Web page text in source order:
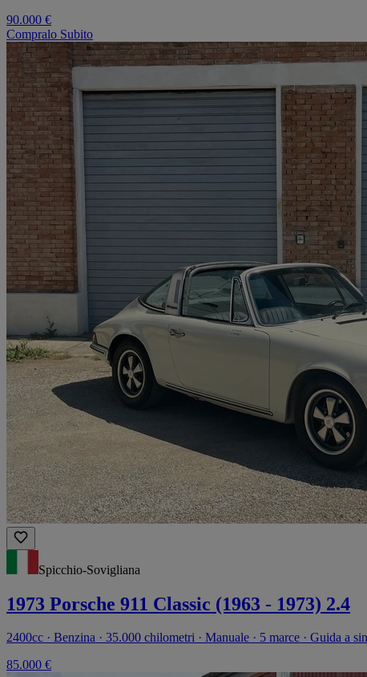
90.000 €
Compralo Subito
Spicchio-Sovigliana
1973 Porsche 911 Classic (1963 - 1973) 2.4
2400cc · Benzina · 35.000 chilometri · Manuale · 5 marce · Guida a
85.000 €